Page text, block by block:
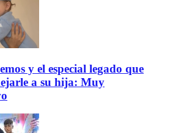
y el especial legado que
a su hija: Muy